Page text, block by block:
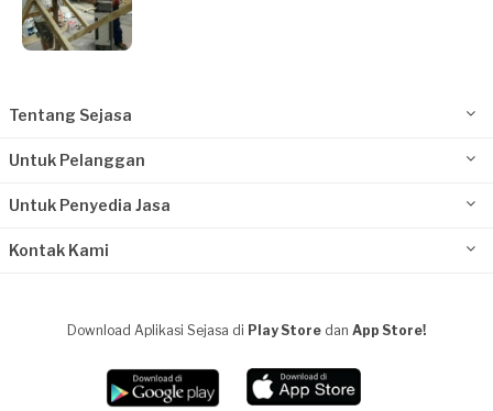
Tentang Sejasa
Untuk Pelanggan
Untuk Penyedia Jasa
Kontak Kami
Download Aplikasi Sejasa di Play Store dan App Store!